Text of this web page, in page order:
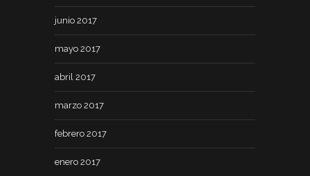
junio 2017
mayo 2017
abril 2017
marzo 2017
febrero 2017
enero 2017